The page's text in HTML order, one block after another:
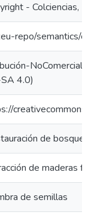
- Colciencias,
repo/semantics/
NoComercial-
4.0)
de
de maderas
de semillas